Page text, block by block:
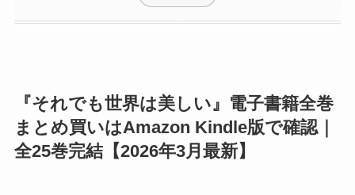
『それでも世界は美しい』電子書籍全巻
まとめ買いはAmazon Kindle版で確認｜
全25巻完結【2026年3月最新】